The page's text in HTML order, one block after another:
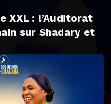
XXL : l’Auditorat
sur Shadary et